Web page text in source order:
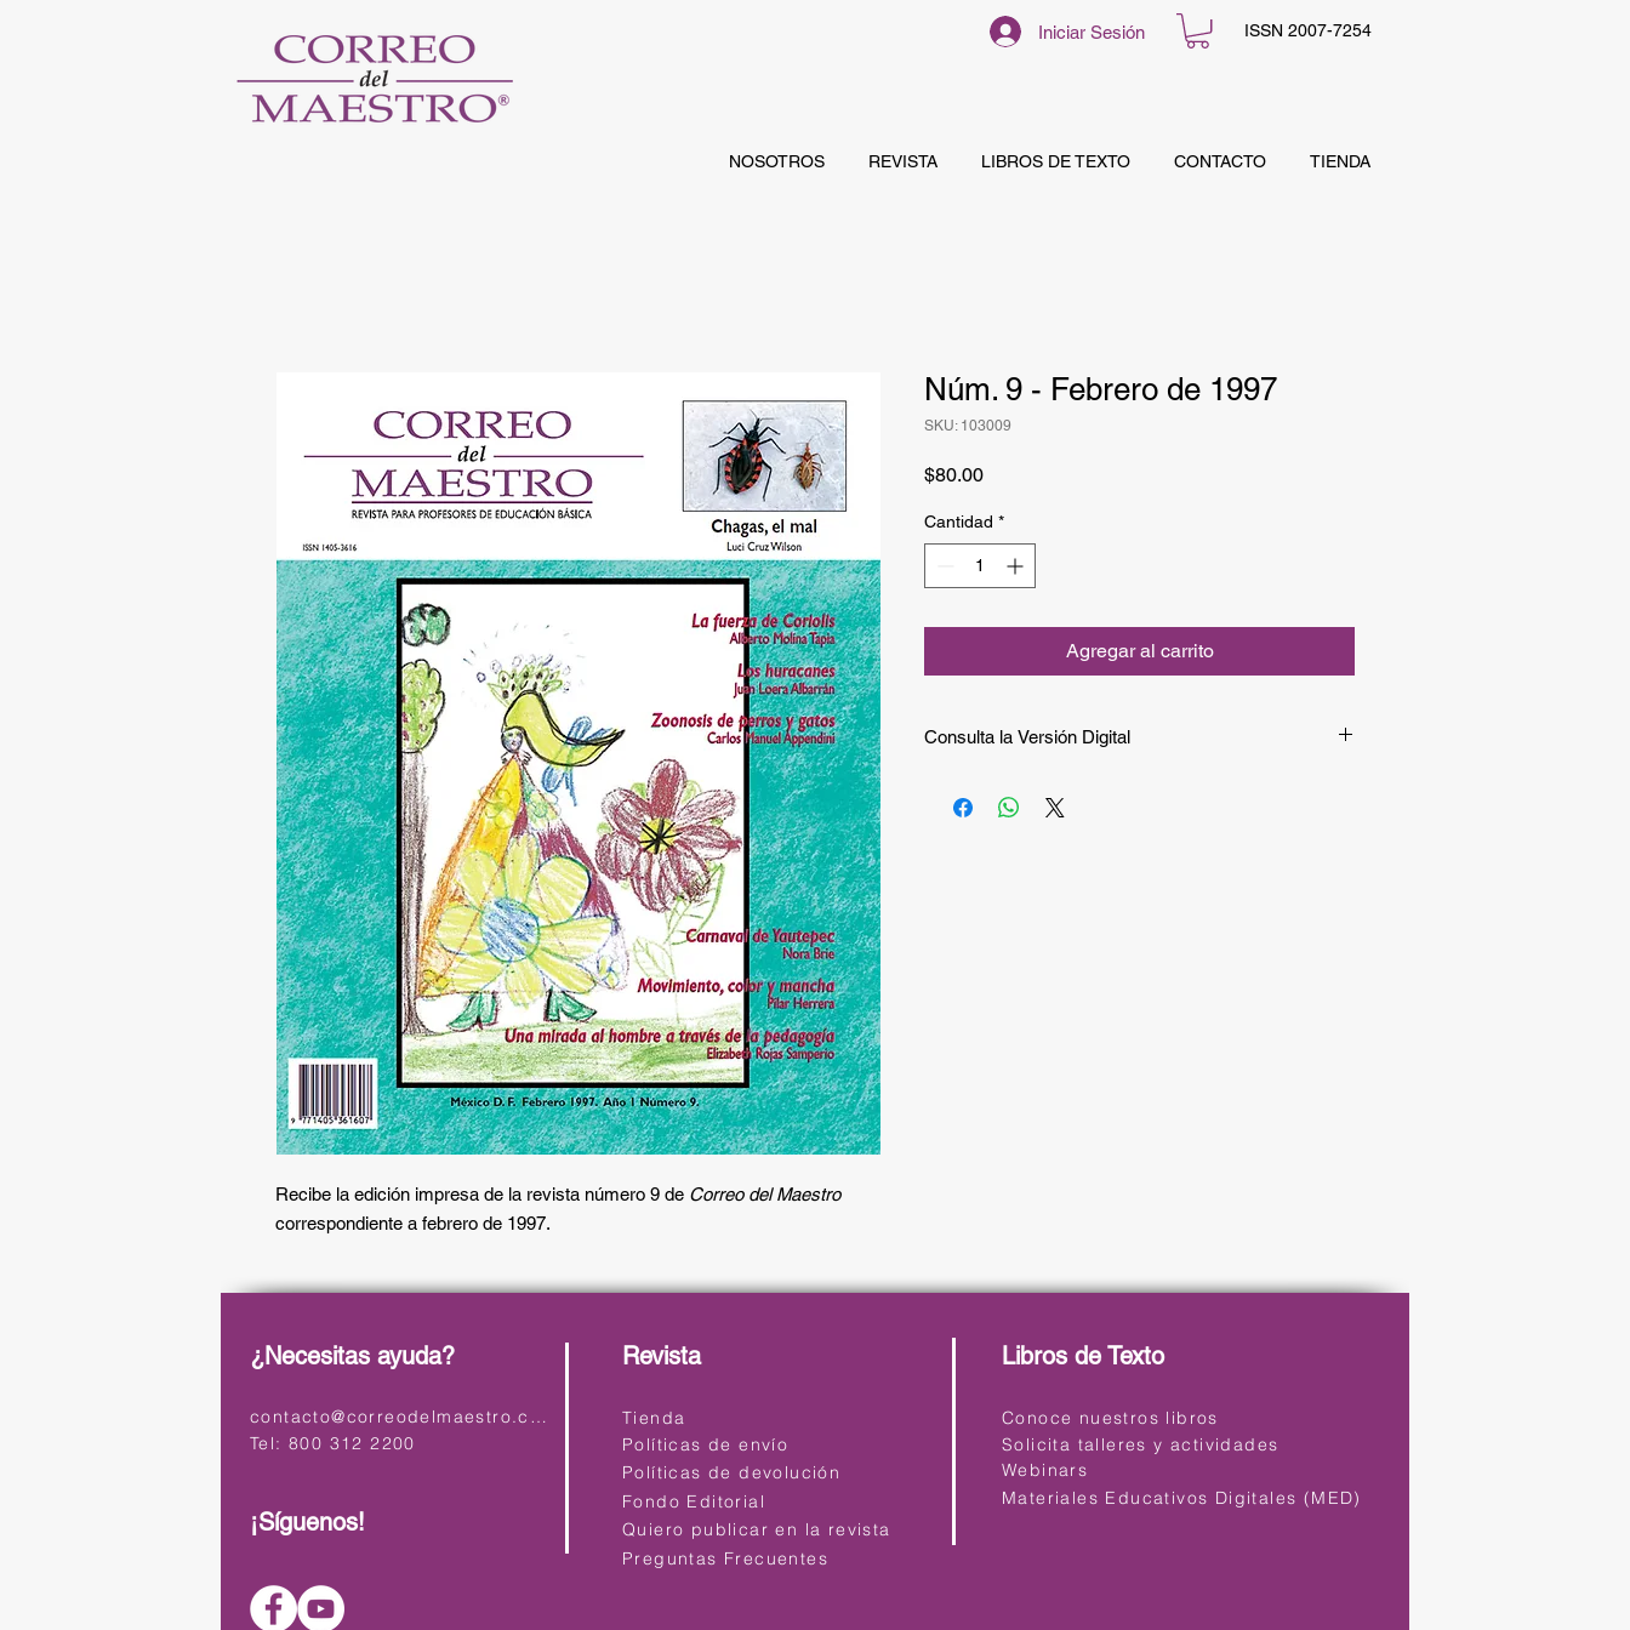
Iniciar Sesión ISSN 2007-7254
NOSOTROS REVISTA LIBROS DE TEXTO CONTACTO TIENDA
Recibe la edición impresa de la revista número 9 de Correo del Maestro
correspondiente a febrero de 1997.
Núm. 9 - Febrero de 1997
SKU: 103009
$80.00Precio
Cantidad *
Agregar al carrito
Consulta la Versión Digital
gratuita puedes hacerlo entrando a
¿Necesitas ayuda?
contacto@correodelmaestro.com
Tel: 800 312 2200
¡Síguenos!
Revista
Tienda
Políticas de envío
Políticas de devolución
Fondo Editorial
Quiero publicar en la revista
Preguntas Frecuentes
Libros de Texto
Conoce nuestros libros
Solicita talleres y actividades
Webinars
Materiales Educativos Digitales (MED)